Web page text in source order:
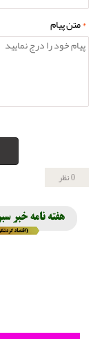
*متن پیام
0 نظر